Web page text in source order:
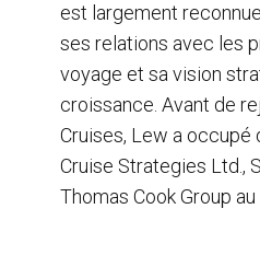
est largement
ses relations avec les
voyage et sa vision
croissance. Avant de
Cruises, Lew a occupé
Cruise Strategies Ltd.,
Thomas Cook Group au